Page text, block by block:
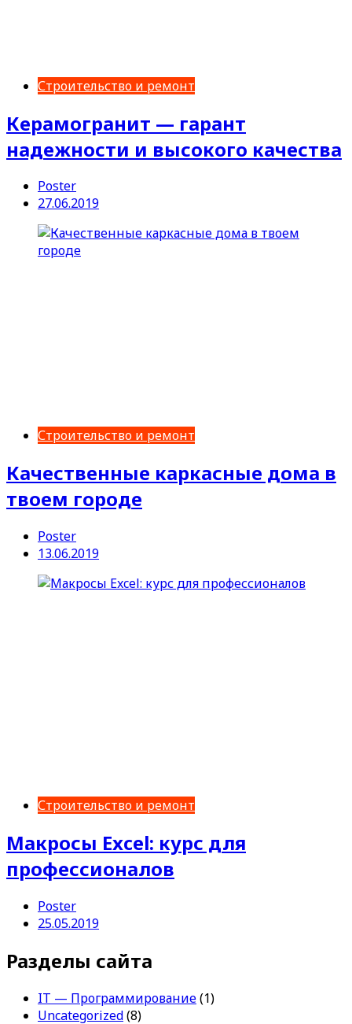
Строительство и ремонт
Керамогранит — гарант
надежности и высокого качества
Poster
27.06.2019
Строительство и ремонт
Качественные каркасные дома в
твоем городе
Poster
13.06.2019
Строительство и ремонт
Макросы Excel: курс для
профессионалов
Poster
25.05.2019
Разделы сайта
IT — Программирование(1)
Uncategorized(8)